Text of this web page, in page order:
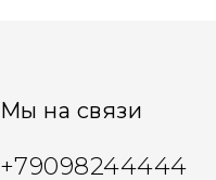
Мы на связи
+79098244444